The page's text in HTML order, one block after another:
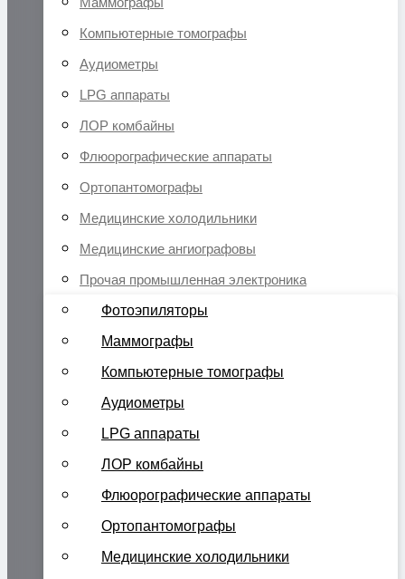
Компьютерные томографы
Аудиометры
LPG аппараты
ЛОР комбайны
Флюорографические аппараты
Ортопантомографы
Медицинские холодильники
Медицинские ангиографовы
Прочая промышленная электроника
Фотоэпиляторы
Маммографы
Компьютерные томографы
Аудиометры
LPG аппараты
ЛОР комбайны
Флюорографические аппараты
Ортопантомографы
Медицинские холодильники